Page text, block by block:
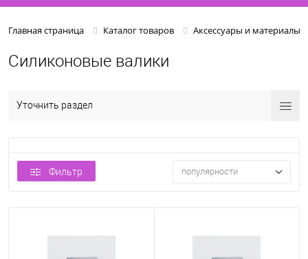
Главная страница Каталог товаров Аксессуары и материалы
Силиконовые валики
Уточнить раздел
Фильтр популярности